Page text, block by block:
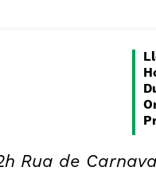
Rua de